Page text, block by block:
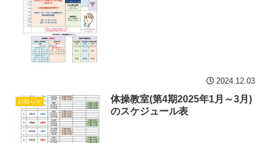
2024.12.03
お知らせ
体操教室(第4期2025年1月～3月)
のスケジュール表